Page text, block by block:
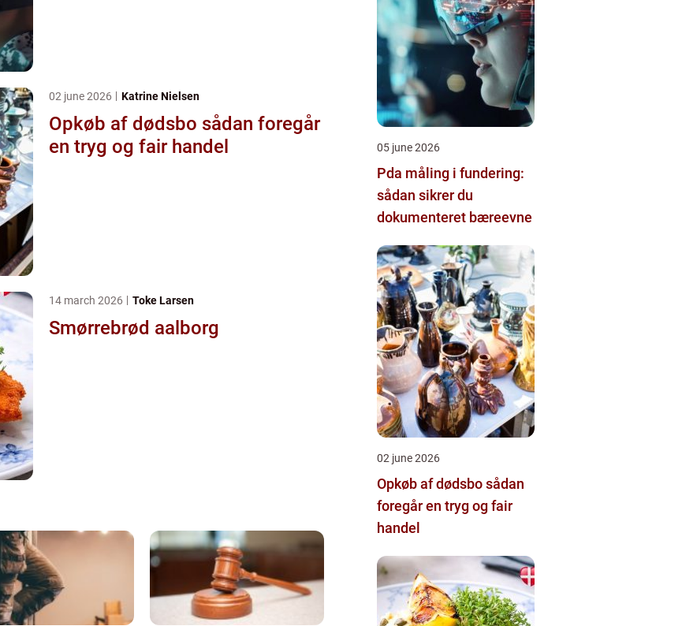
02 june 2026 Katrine Nielsen
Opkøb af dødsbo sådan foregår
en tryg og fair handel
14 march 2026 Toke Larsen
Smørrebrød aalborg
05 june 2026
Pda måling i fundering:
sådan sikrer du
dokumenteret bæreevne
02 june 2026
Opkøb af dødsbo sådan
foregår en tryg og fair
handel